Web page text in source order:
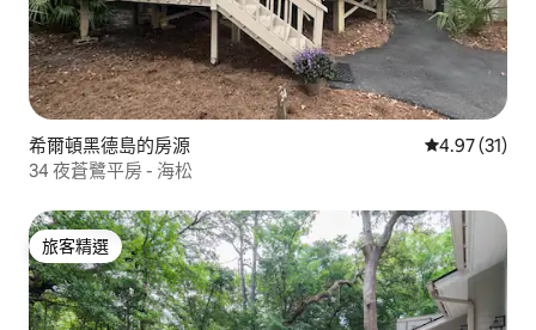
希爾頓黑德島的房源 從 31 則評價
4.97 (31)
34 夜蒼鷺平房 - 海松
旅客精選
旅客精選